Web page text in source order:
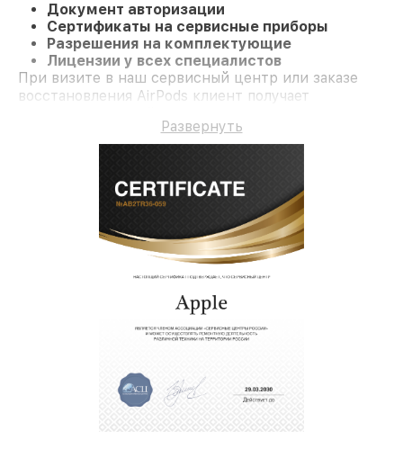
Документ авторизации
Сертификаты на сервисные приборы
Разрешения на комплектующие
Лицензии у всех специалистов
При визите в наш сервисный центр или заказе
восстановления AirPods клиент получает
гарантию на ремонт и детали.
Развернуть